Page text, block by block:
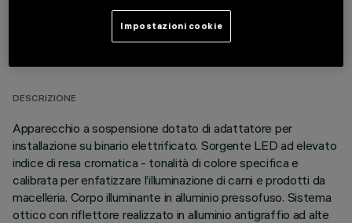
DATI TECNICI
DESCRIZIONE
Apparecchio a sospensione dotato di adattatore per
installazione su binario elettrificato. Sorgente LED ad elevato
indice di resa cromatica - tonalità di colore specifica e
calibrata per enfatizzare l’illuminazione di carni e prodotti da
macelleria. Corpo illuminante in alluminio pressofuso. Sistema
ottico con riflettore realizzato in alluminio antigraffio ad alte
Impostazioni cookie